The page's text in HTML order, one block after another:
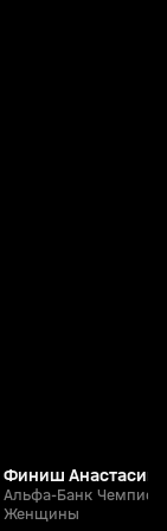
Финиш Анастасии
Альфа-Банк
Женщины